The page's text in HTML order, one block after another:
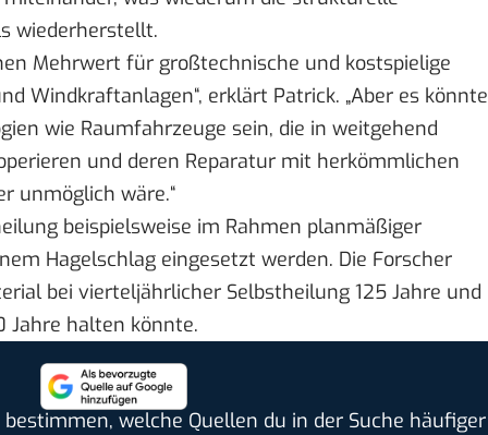
wiederherstellt.
Mehrwert für großtechnische und kostspielige
Windkraftanlagen“, erklärt Patrick. „Aber es könnte
wie Raumfahrzeuge sein, die in weitgehend
und deren Reparatur mit herkömmlichen
unmöglich wäre.“
beispielsweise im Rahmen planmäßiger
Hagelschlag eingesetzt werden. Die Forscher
bei vierteljährlicher Selbstheilung 125 Jahre und
Jahre halten könnte.
welche Quellen du in der Suche häufiger